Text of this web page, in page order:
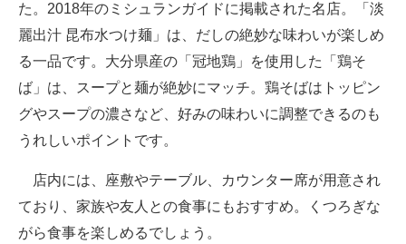
た。2018年のミシュランガイドに掲載された名店。「淡
麗出汁 昆布水つけ麺」は、だしの絶妙な味わいが楽しめ
る一品です。大分県産の「冠地鶏」を使用した「鶏そ
ば」は、スープと麺が絶妙にマッチ。鶏そばはトッピン
グやスープの濃さなど、好みの味わいに調整できるのも
うれしいポイントです。
店内には、座敷やテーブル、カウンター席が用意され
ており、家族や友人との食事にもおすすめ。くつろぎな
がら食事を楽しめるでしょう。